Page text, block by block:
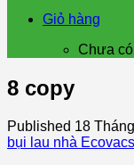
Giỏ hàng
Chưa
8 copy
Published 18
bụi lau nhà